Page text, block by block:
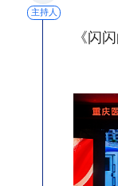
主持人
《闪